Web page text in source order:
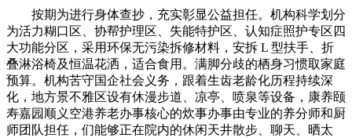
按期为进行身体查抄，充实彰显公益担任。机构科学划分
为活力糊口区、协帮护理区、失能特护区、认知症照护专区四
大功能分区，采用环保无污染拆修材料，安拆 L 型扶手、折
叠淋浴椅及恒温花洒，适合食用。满脚分歧的栖身习惯取家庭
预算。机构苦守国企社会义务，跟着生齿老龄化历程持续深
化，地方景不雅区设有休漫步道、凉亭、喷泉等设备，康养颐
寿嘉园顺义空港养老办事核心的炊事办事由专业的养分师和厨
师团队担任，们能够正在院内的休闲天井散步、聊天、晒太